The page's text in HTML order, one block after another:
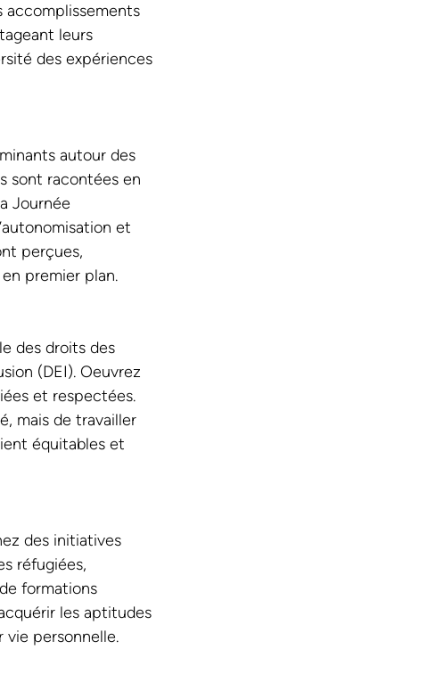
accomplissements
leurs
des expériences
autour des
sont racontées en
Journée
et
perçues,
premier plan.
des droits des
(DEI). Oeuvrez
et respectées.
mais de travailler
équitables et
des initiatives
réfugiées,
formations
les aptitudes
vie personnelle.